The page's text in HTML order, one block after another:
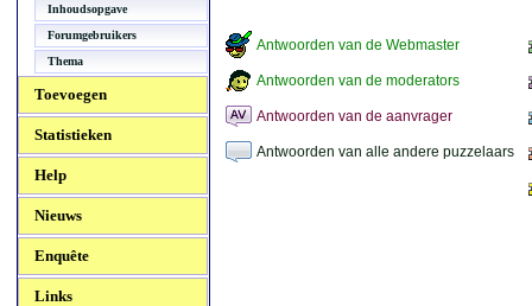
Inhoudsopgave
Forumgebruikers
Thema
Toevoegen
Statistieken
Help
Nieuws
Enquête
Links
Antwoorden van de Webmaster
Antwoorden van de moderators
Antwoorden van de aanvrager
Antwoorden van alle andere puzzelaars